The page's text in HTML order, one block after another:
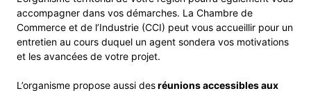
accompagner dans vos démarches. La Chambre de
Commerce et de l’Industrie (CCI) peut vous accueillir pour un
entretien au cours duquel un agent sondera vos motivations
et les avancées de votre projet.
L’organisme propose aussi desréunions accessibles aux